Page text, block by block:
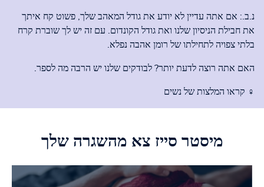
נ.ב.: אם אתה עדיין לא יודע את גודל המאהב שלך, פשוט קח איתך
את חבילת הניסיון שלנו ואת גודל הקונדום. עם זה יש לך שוברת קרח
בלתי צפויה לתחילתו של רומן אהבה נפלא.
האם אתה רוצה לדעת יותר? לבודקים שלנו יש הרבה מה לספר.
♀ קראו המלצות של נשים
מיסטר סייז צא מהשגרה שלך